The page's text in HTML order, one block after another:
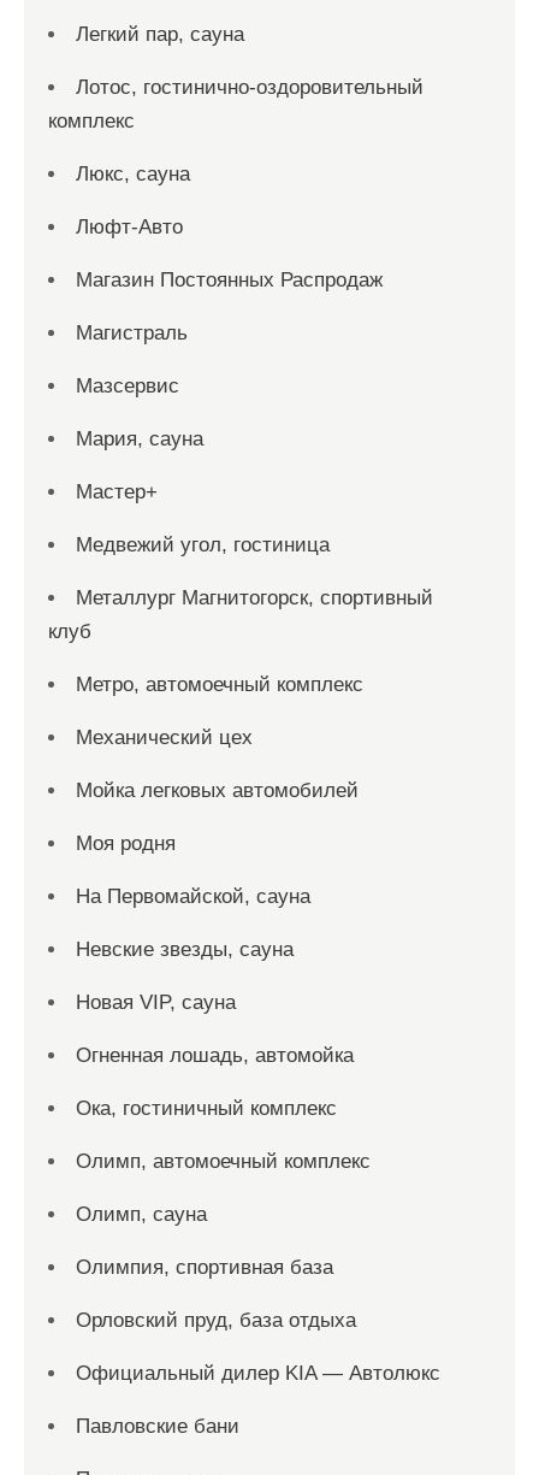
Легкий пар, сауна
Лотос, гостинично-оздоровительный
комплекс
Люкс, сауна
Люфт-Авто
Магазин Постоянных Распродаж
Магистраль
Мазсервис
Мария, сауна
Мастер+
Медвежий угол, гостиница
Металлург Магнитогорск, спортивный
клуб
Метро, автомоечный комплекс
Механический цех
Мойка легковых автомобилей
Моя родня
На Первомайской, сауна
Невские звезды, сауна
Новая VIP, сауна
Огненная лошадь, автомойка
Ока, гостиничный комплекс
Олимп, автомоечный комплекс
Олимп, сауна
Олимпия, спортивная база
Орловский пруд, база отдыха
Официальный дилер KIA — Автолюкс
Павловские бани